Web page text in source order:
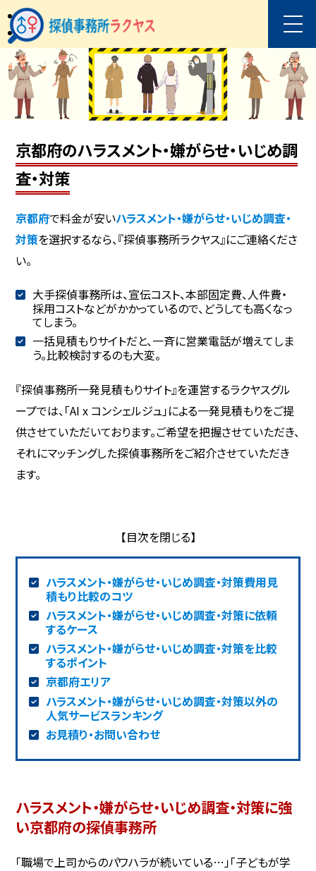
京都府のハラスメント・嫌がらせ・いじめ調
査・対策
京都府で料金が安いハラスメント・嫌がらせ・いじめ調査・
対策を選択するなら、『探偵事務所ラクヤス』にご連絡くださ
い。
大手探偵事務所は、宣伝コスト、本部固定費、人件費・
採用コストなどがかかっているので、どうしても高くなっ
てしまう。
一括見積もりサイトだと、一斉に営業電話が増えてしま
う。比較検討するのも大変。
『探偵事務所一発見積もりサイト』を運営するラクヤスグル
ープでは、「AI x コンシェルジュ」による一発見積もりをご提
供させていただいております。ご希望を把握させていただき、
それにマッチングした探偵事務所をご紹介させていただき
ます。
ハラスメント・嫌がらせ・いじめ調査・対策費用見
積もり比較のコツ
ハラスメント・嫌がらせ・いじめ調査・対策に依頼
するケース
ハラスメント・嫌がらせ・いじめ調査・対策を比較
するポイント
京都府エリア
ハラスメント・嫌がらせ・いじめ調査・対策以外の
人気サービスランキング
お見積り・お問い合わせ
ハラスメント・嫌がらせ・いじめ調査・対策に強
い京都府の探偵事務所
「職場で上司からのパワハラが続いている…」「子どもが学